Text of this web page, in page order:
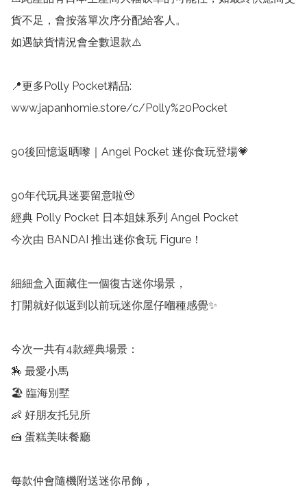
貨不足，會按落單次序分配給客人。
如遇缺貨情況會全數退款⚠️
📍更多Polly Pocket精品:
www.japanhomie.store/c/Polly%20Pocket
90後回憶返晒嚟｜Angel Pocket 迷你食玩登場💗
90年代玩具迷要留意啦🥹
經典 Polly Pocket 日本姐妹系列 Angel Pocket
今次由 BANDAI 推出迷你食玩 Figure！
細細盒入面藏住一個復古迷你場景，
打開就好似返到以前玩迷你屋仔嗰種感覺✨
今次一共有4款經典場景：
🏇 最愛小馬
🏖️ 臨海別墅
👶 好朋友托兒所
🍰 蛋糕美味餐廳
每款仲會隨機附送迷你吊飾，